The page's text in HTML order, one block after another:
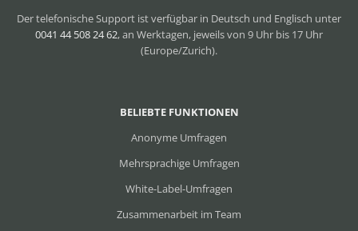
BELIEBTE FUNKTIONEN
Anonyme Umfragen
Mehrsprachige Umfragen
White-Label-Umfragen
Zusammenarbeit im Team
Der telefonische Support ist verfügbar in Deutsch und Englisch unter
0041 44 508 24 62, an Werktagen, jeweils von 9 Uhr bis 17 Uhr
(Europe/Zurich).